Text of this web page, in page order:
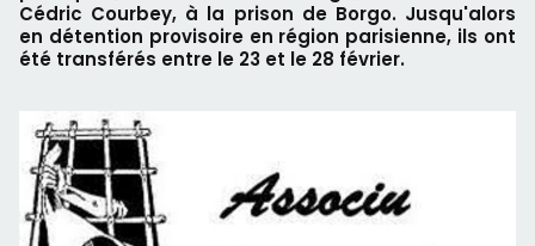
Cédric Courbey, à la prison de Borgo. Jusqu'alors
en détention provisoire en région parisienne, ils ont
été transférés entre le 23 et le 28 février.